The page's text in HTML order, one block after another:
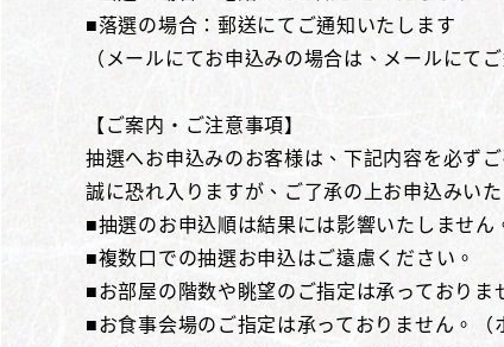
■落選の場合：郵送にてご通知いたします
（メールにてお申込みの場合は、メールにて
【ご案内・ご注意事項】
抽選へお申込みのお客様は、下記内容を必ずご
誠に恐れ入りますが、ご了承の上お申込みい
■抽選のお申込順は結果には影響いたしません
■複数口での抽選お申込はご遠慮ください。
■お部屋の階数や眺望のご指定は承っておりま
■お食事会場のご指定は承っておりません。（